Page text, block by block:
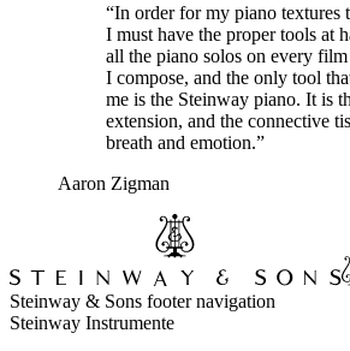
“In order for my piano textures
I must have the proper tools at
all the piano solos on every film
I compose, and the only tool
me is the Steinway piano. It is
extension, and the connective
breath and emotion.”
Aaron Zigman
Steinway & Sons footer navigation
Steinway Instrumente